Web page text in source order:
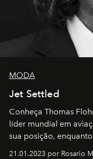
MODA
Jet Settled
Conheça Thomas
líder mundial em
sua posição,
em rápida evolução
21.01.2023 por Rosario